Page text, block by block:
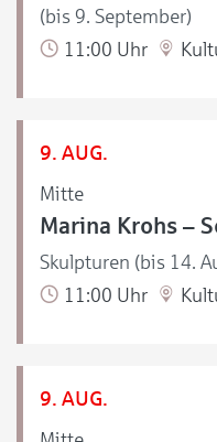
(bis 9. September)
11:00 Uhr
9. AUG.
Mitte
Marina Krohs –
Skulpturen (bis 14.
11:00 Uhr
9. AUG.